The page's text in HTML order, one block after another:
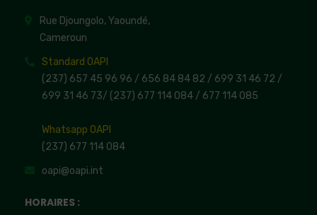
Rue Djoungolo, Yaoundé,
Cameroun
Standard OAPI
(237) 657 45 96 96 / 656 84 84 82 / 699 31 46 72 /
699 31 46 73/ (237) 677 114 084 / 677 114 085
Whatsapp OAPI
(237) 677 114 084
oapi@oapi.int
HORAIRES :